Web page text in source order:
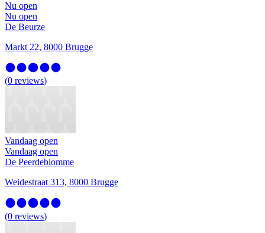
Nu open
Nu open
De Beurze
Markt 22, 8000 Brugge
(0 reviews)
Vandaag open
Vandaag open
De Peerdeblomme
Weidestraat 313, 8000 Brugge
(0 reviews)